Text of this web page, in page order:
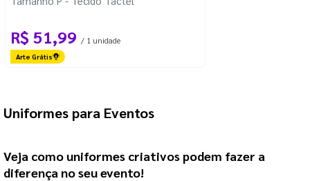
R$ 51,99 / 1 unidade
Arte Grátis
Uniformes para Eventos
Veja como uniformes criativos podem fazer a
diferença no seu evento!